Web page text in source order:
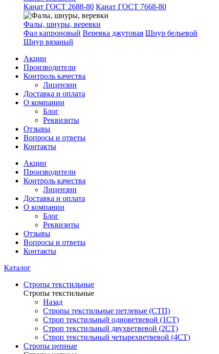
Канат ГОСТ 2688-80 Канат ГОСТ 7668-80
Фалы, шнуры, веревки
Фал капроновый Веревка джутовая Шнур бельевой
Шнур вязаный
Акции
Производители
Контроль качества
Лицензии
Доставка и оплата
О компании
Блог
Реквизиты
Отзывы
Вопросы и ответы
Контакты
Акции
Производители
Контроль качества
Лицензии
Доставка и оплата
О компании
Блог
Реквизиты
Отзывы
Вопросы и ответы
Контакты
Каталог
Стропы текстильные
Стропы текстильные
Назад
Стропы текстильные петлевые (СТП)
Строп текстильный одноветвевой (1СТ)
Строп текстильный двухветвевой (2СТ)
Строп текстильный четырехветвевой (4СТ)
Стропы цепные